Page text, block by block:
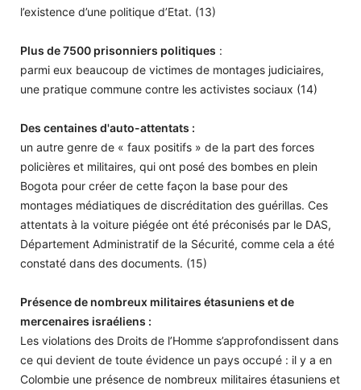
l’existence d’une politique d’Etat. (13)
Plus de 7500 prisonniers politiques :
parmi eux beaucoup de victimes de montages judiciaires,
une pratique commune contre les activistes sociaux (14)
Des centaines d'auto-attentats :
un autre genre de « faux positifs » de la part des forces
policières et militaires, qui ont posé des bombes en plein
Bogota pour créer de cette façon la base pour des
montages médiatiques de discréditation des guérillas. Ces
attentats à la voiture piégée ont été préconisés par le DAS,
Département Administratif de la Sécurité, comme cela a été
constaté dans des documents. (15)
Présence de nombreux militaires étasuniens et de
mercenaires israéliens :
Les violations des Droits de l’Homme s’approfondissent dans
ce qui devient de toute évidence un pays occupé : il y a en
Colombie une présence de nombreux militaires étasuniens et